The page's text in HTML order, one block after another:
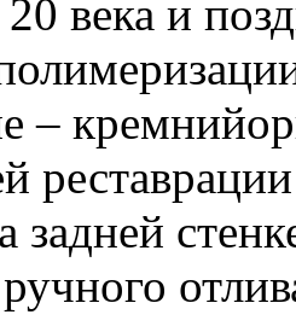
20 века и
–
задней